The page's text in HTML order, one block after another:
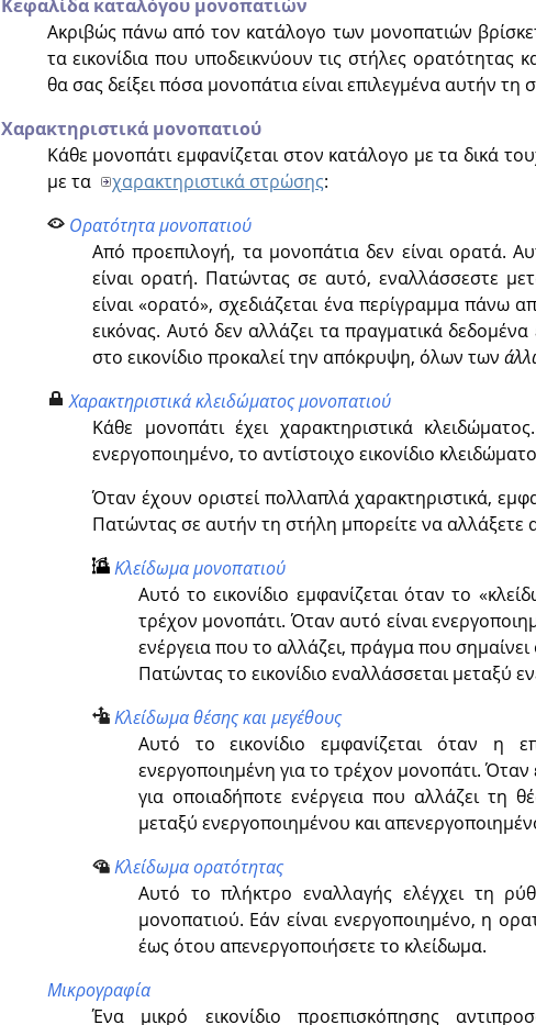
Κεφαλίδα καταλόγου μονοπατιών
Ακριβώς πάνω από τον κατάλογο των μονοπατιών
τα εικονίδια που υποδεικνύουν τις στήλες ορατότητας
θα σας δείξει πόσα μονοπάτια είναι επιλεγμένα αυτήν τη
Χαρακτηριστικά μονοπατιού
Κάθε μονοπάτι εμφανίζεται στον κατάλογο με τα δικά
με τα
χαρακτηριστικά στρώσης:
Ορατότητα μονοπατιού
Από προεπιλογή, τα μονοπάτια δεν είναι ορατά.
είναι ορατή. Πατώντας σε αυτό, εναλλάσσεστε
είναι«ορατό», σχεδιάζεται ένα περίγραμμα πάνω
εικόνας. Αυτό δεν αλλάζει τα πραγματικά
στο εικονίδιο προκαλεί την απόκρυψη, όλων των
Χαρακτηριστικά κλειδώματος μονοπατιού
Κάθε μονοπάτι έχει χαρακτηριστικά
ενεργοποιημένο, το αντίστοιχο εικονίδιο
Όταν έχουν οριστεί πολλαπλά χαρακτηριστικά,
Πατώντας σε αυτήν τη στήλη μπορείτε να αλλάξετε
Κλείδωμα μονοπατιού
Αυτό το εικονίδιο εμφανίζεται όταν το «
τρέχον μονοπάτι. Όταν αυτό είναι
ενέργεια που το αλλάζει, πράγμα που
Πατώντας το εικονίδιο εναλλάσσεται μεταξύ
Κλείδωμα θέσης και μεγέθους
Αυτό το εικονίδιο εμφανίζεται όταν η
ενεργοποιημένη για το τρέχον μονοπάτι. Όταν
για οποιαδήποτε ενέργεια που αλλάζει τη
μεταξύ ενεργοποιημένου και
Κλείδωμα ορατότητας
Αυτό το πλήκτρο εναλλαγής ελέγχει τη
μονοπατιού. Εάν είναι ενεργοποιημένο, η
έως ότου απενεργοποιήσετε το κλείδωμα.
Μικρογραφία
Ένα μικρό εικονίδιο προεπισκόπησης